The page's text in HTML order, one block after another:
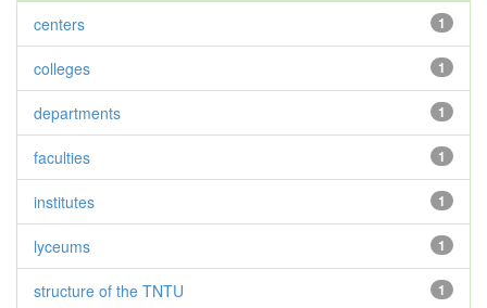
1
centers
1
colleges
1
departments
1
faculties
1
institutes
1
lyceums
1
structure of the TNTU